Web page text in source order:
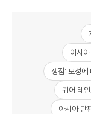
아시
쟁점: 모성에
퀴어 레
아시아 단